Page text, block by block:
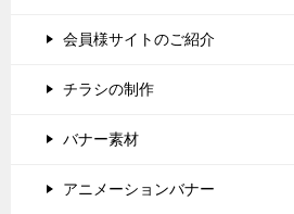
会員様サイトのご紹介
チラシの制作
バナー素材
アニメーションバナー